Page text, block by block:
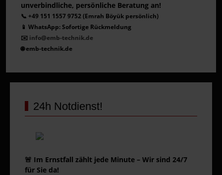
unverbindliche, persönliche Beratung an!
📞 +49 151 1557 9752 (Emrah Böyük persönlich)
📱 WhatsApp: Sofortige Rückmeldung
✉️ info@emb-technik.de
🌐 emb-technik.de
24h Notdienst!
🚨 Im Ernstfall zählt jede Minute – Wir sind 24/7
für Sie da!